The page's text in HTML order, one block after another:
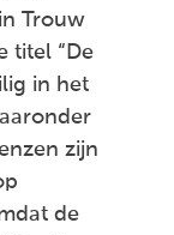
Trouw
titel “De
in het
zijn
de